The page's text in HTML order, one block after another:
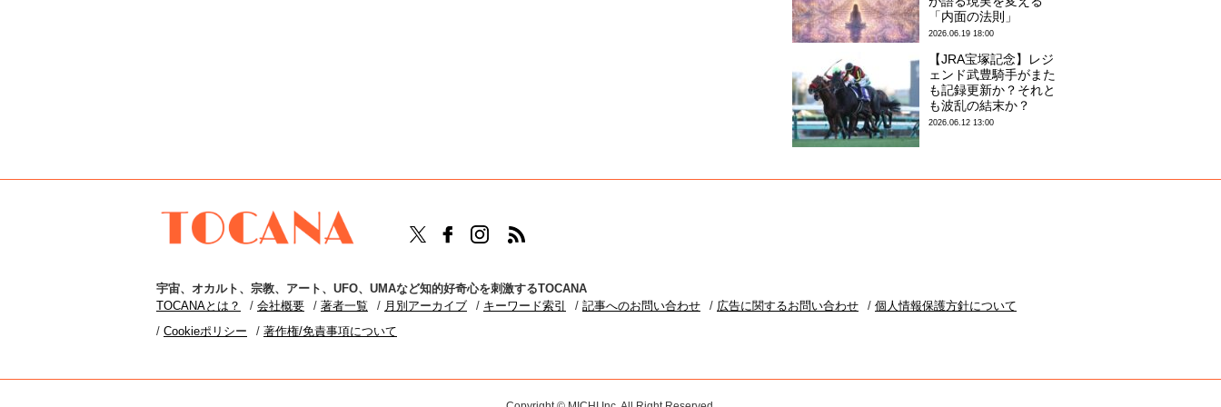
「内面の法則」
2026.06.19 18:00
【JRA宝塚記念】レジ
ェンド武豊騎手がまた
も記録更新か？それと
も波乱の結末か？
2026.06.12 13:00
TOCANAのFacebookはこちら
TOCANAのinstagramはこちら
宇宙、 オカルト 、 宗教、 アート 、 UFO、 UMAなど知的好奇心を刺激するTOCANA
TOCANAとは？
会社概要 著者一覧 月別アーカイブ キーワード索引 記事へのお問い合わせ 広告に関するお問い合わせ
個人情報保護方針について
Cookieポリシー
著作権/免責事項について